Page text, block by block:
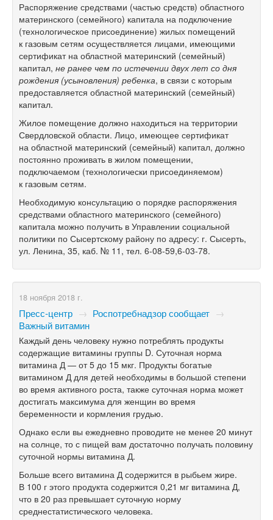
Распоряжение средствами (частью средств) областного
материнского (семейного) капитала на подключение
(технологическое присоединение) жилых помещений
к газовым сетям осуществляется лицами, имеющими
сертификат на областной материнский (семейный)
капитал, не ранее чем по истечении двух лет со дня
рождения (усыновления) ребенка, в связи с которым
предоставляется областной материнский (семейный)
капитал.
Жилое помещение должно находиться на территории
Свердловской области. Лицо, имеющее сертификат
на областной материнский (семейный) капитал, должно
постоянно проживать в жилом помещении,
подключаемом (технологически присоединяемом)
к газовым сетям.
Необходимую консультацию о порядке распоряжения
средствами областного материнского (семейного)
капитала можно получить в Управлении социальной
политики по Сысертскому району по адресу: г. Сысерть,
ул. Ленина, 35, каб. № 11, тел. 6-08-59,6-03-78.
18 ноября 2018 г.
Пресс-центр → Роспотребнадзор сообщает →
Важный витамин
Каждый день человеку нужно потреблять продукты
содержащие витамины группы D. Суточная норма
витамина Д — от 5 до 15 мкг. Продукты богатые
витамином Д для детей необходимы в большой степени
во время активного роста, также суточная норма может
достигать максимума для женщин во время
беременности и кормления грудью.
Однако если вы ежедневно проводите не менее 20 минут
на солнце, то с пищей вам достаточно получать половину
суточной нормы витамина Д.
Больше всего витамина Д содержится в рыбьем жире.
В 100 г этого продукта содержится 0,21 мг витамина Д,
что в 20 раз превышает суточную норму
среднестатистического человека.